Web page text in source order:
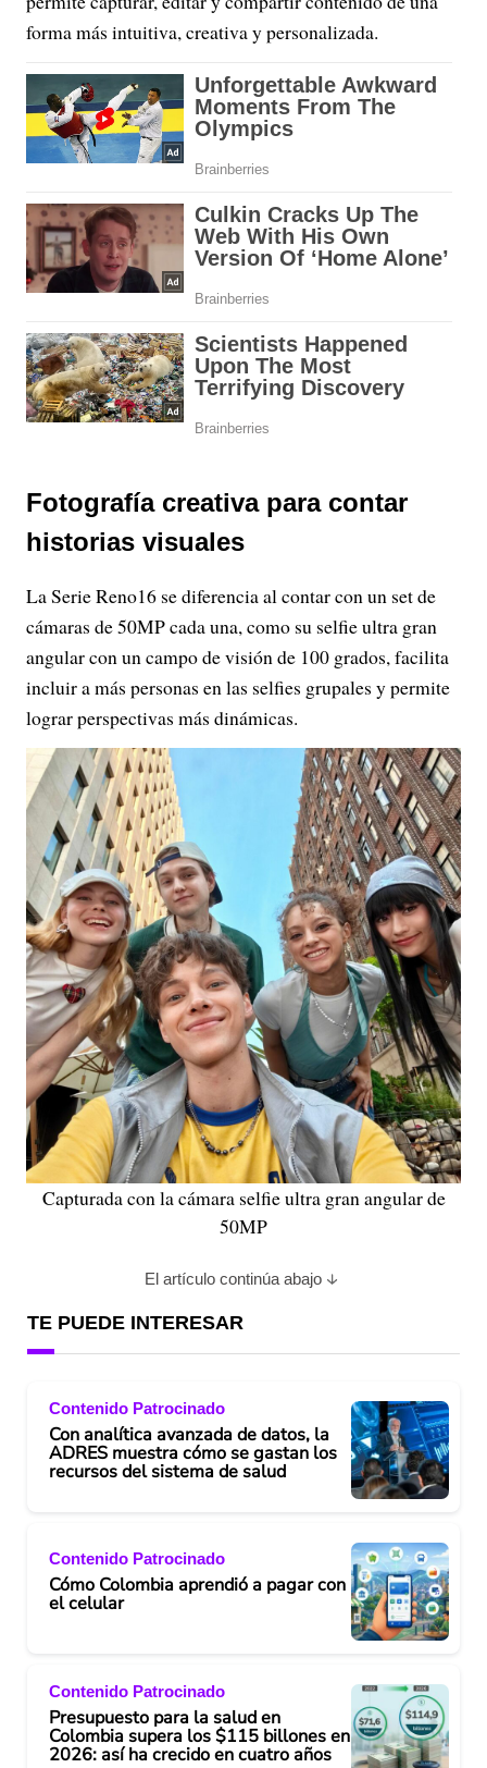
forma más intuitiva, creativa y personalizada.
Fotografía creativa para contar
historias visuales
La Serie Reno16 se diferencia al contar con un set de
cámaras de 50MP cada una, como su selfie ultra gran
angular con un campo de visión de 100 grados, facilita
incluir a más personas en las selfies grupales y permite
lograr perspectivas más dinámicas.
Capturada con la cámara selfie ultra gran angular de
50MP
El artículo continúa abajo
TE PUEDE INTERESAR
Contenido Patrocinado
Con analítica avanzada de datos, la
ADRES muestra cómo se gastan los
recursos del sistema de salud
Contenido Patrocinado
Cómo Colombia aprendió a pagar con
el celular
Contenido Patrocinado
Presupuesto para la salud en
Colombia supera los $115 billones en
2026: así ha crecido en cuatro años